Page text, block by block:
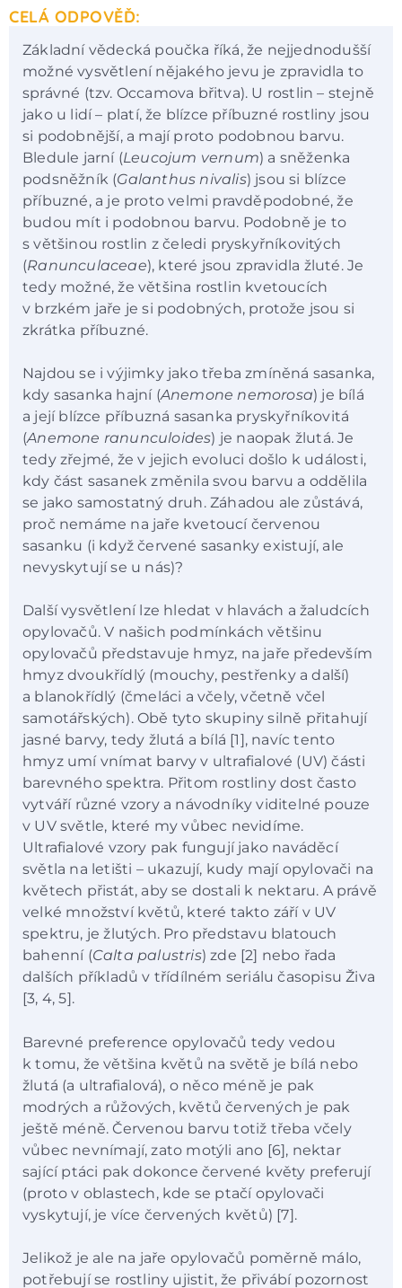
CELÁ ODPOVĚĎ:
Základní vědecká poučka říká, že nejjednodušší
možné vysvětlení nějakého jevu je zpravidla to
správné (tzv. Occamova břitva). U rostlin – stejně
jako u lidí – platí, že blízce příbuzné rostliny jsou
si podobnější, a mají proto podobnou barvu.
Bledule jarní (Leucojum vernum) a sněženka
podsněžník (Galanthus nivalis) jsou si blízce
příbuzné, a je proto velmi pravděpodobné, že
budou mít i podobnou barvu. Podobně je to
s většinou rostlin z čeledi pryskyřníkovitých
(Ranunculaceae), které jsou zpravidla žluté. Je
tedy možné, že většina rostlin kvetoucích
v brzkém jaře je si podobných, protože jsou si
zkrátka příbuzné.
Najdou se i výjimky jako třeba zmíněná sasanka,
kdy sasanka hajní (Anemone nemorosa) je bílá
a její blízce příbuzná sasanka pryskyřníkovitá
(Anemone ranunculoides) je naopak žlutá. Je
tedy zřejmé, že v jejich evoluci došlo k události,
kdy část sasanek změnila svou barvu a oddělila
se jako samostatný druh. Záhadou ale zůstává,
proč nemáme na jaře kvetoucí červenou
sasanku (i když červené sasanky existují, ale
nevyskytují se u nás)?
Další vysvětlení lze hledat v hlavách a žaludcích
opylovačů. V našich podmínkách většinu
opylovačů představuje hmyz, na jaře především
hmyz dvoukřídlý (mouchy, pestřenky a další)
a blanokřídlý (čmeláci a včely, včetně včel
samotářských). Obě tyto skupiny silně přitahují
jasné barvy, tedy žlutá a bílá [1], navíc tento
hmyz umí vnímat barvy v ultrafialové (UV) části
barevného spektra. Přitom rostliny dost často
vytváří různé vzory a návodníky viditelné pouze
v UV světle, které my vůbec nevidíme.
Ultrafialové vzory pak fungují jako naváděcí
světla na letišti – ukazují, kudy mají opylovači na
květech přistát, aby se dostali k nektaru. A právě
velké množství květů, které takto září v UV
spektru, je žlutých. Pro představu blatouch
bahenní (Calta palustris) zde [2] nebo řada
dalších příkladů v třídílném seriálu časopisu Živa
[3, 4, 5].
Barevné preference opylovačů tedy vedou
k tomu, že většina květů na světě je bílá nebo
žlutá (a ultrafialová), o něco méně je pak
modrých a růžových, květů červených je pak
ještě méně. Červenou barvu totiž třeba včely
vůbec nevnímají, zato motýli ano [6], nektar
sající ptáci pak dokonce červené květy preferují
(proto v oblastech, kde se ptačí opylovači
vyskytují, je více červených květů) [7].
Jelikož je ale na jaře opylovačů poměrně málo,
potřebují se rostliny ujistit, že přivábí pozornost